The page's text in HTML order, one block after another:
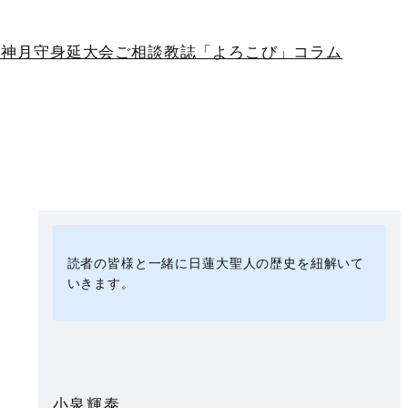
月守身延大会 ご相談教誌「よろこび」 コラム
読者の皆様と一緒に日蓮大聖人の歴史を紐解いて
いきます。